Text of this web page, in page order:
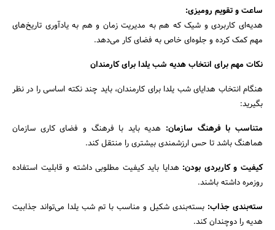
ساعت و تقویم رومیزی:
هدیه‌ای کاربردی و شیک که هم به مدیریت زمان و هم به یادآوری تاریخ‌های
مهم کمک کرده و جلوه‌ای خاص به فضای کار می‌دهد.
نکات مهم برای انتخاب هدیه شب یلدا برای کارمندان
هنگام انتخاب هدایای شب یلدا برای کارمندان، باید چند نکته اساسی را در نظر
بگیرید:
متناسب با فرهنگ سازمان: هدیه باید با فرهنگ و فضای کاری سازمان
هماهنگ باشد تا حس ارزشمندی بیشتری را منتقل کند.
کیفیت و کاربردی بودن: هدایا باید کیفیت مطلوبی داشته و قابلیت استفاده
روزمره داشته باشند.
سته‌بندی جذاب: بسته‌بندی شکیل و مناسب با تم شب یلدا می‌تواند جذابیت
هدیه را دوچندان کند.